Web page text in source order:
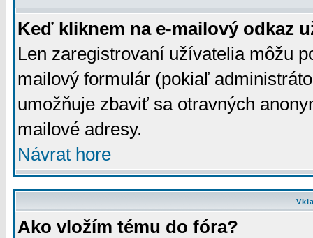
Keď kliknem na e-mailový odkaz
Len zaregistrovaní užívatelia môžu
mailový formulár (pokiaľ
umožňuje zbaviť sa otravných
mailové adresy.
Návrat hore
Ako vložím tému do fóra?